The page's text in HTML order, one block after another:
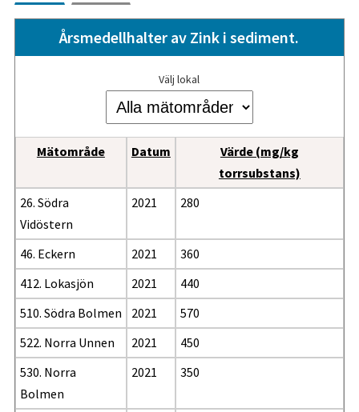
Årsmedellhalter av Zink i sediment.
Välj lokal
Mätområde Datum
Värde (mg/kg
torrsubstans)
26. Södra
Vidöstern
2021 280
46. Eckern 2021
360
412. Lokasjön
2021
440
510. Södra Bolmen
2021
570
522. Norra Unnen
2021
450
530. Norra
Bolmen
2021 350